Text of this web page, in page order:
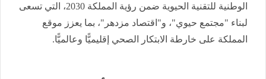
الوطنية للتقنية الحيوية ضمن رؤية المملكة 2030، التي تسعى
لبناء "مجتمع حيوي"، و"اقتصاد مزدهر"، بما يعزز موقع
المملكة على خارطة الابتكار الصحي إقليميًّا وعالميًّا.